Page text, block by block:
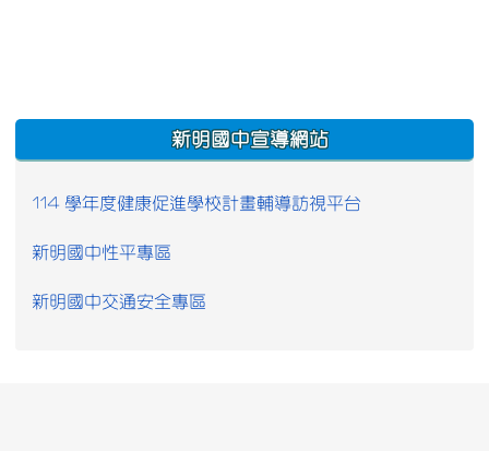
:::
新明國中宣導網站
114 學年度健康促進學校計畫輔導訪視平台
新明國中性平專區
新明國中交通安全專區